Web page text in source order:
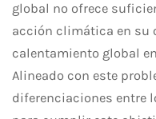
global no ofrece
acción climática en su
calentamiento global
Alineado con este
diferenciaciones entre